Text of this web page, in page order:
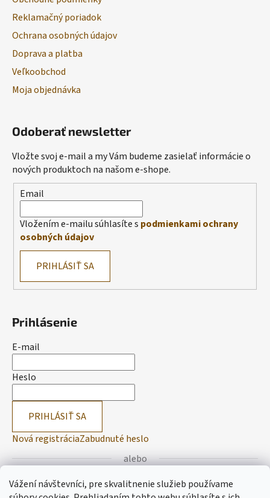
Vážení návštevníci, pre skvalitnenie služieb používame
Reklamačný poriadok
Ochrana osobných údajov
Doprava a platba
Veľkoobchod
Moja objednávka
Odoberať newsletter
Vložte svoj e-mail a my Vám budeme zasielať informácie o
nových produktoch na našom e-shope.
Email
Vložením e-mailu súhlasíte s podmienkami ochrany
osobných údajov
PRIHLÁSIŤ SA
Prihlásenie
E-mail
Heslo
PRIHLÁSIŤ SA
Nová registráciaZabudnuté heslo
alebo
Prihlásiť sa cez Facebook